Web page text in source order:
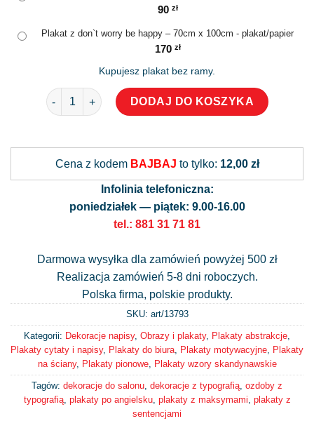
90 zł
Plakat z don`t worry be happy – 70cm x 100cm - plakat/papier
170 zł
Kupujesz plakat bez ramy.
ilość Plakat z don`t worry be happy
DODAJ DO KOSZYKA
Cena z kodem BAJBAJ to tylko: 12,00 zł
Infolinia telefoniczna:
poniedziałek — piątek: 9.00-16.00
tel.: 881 31 71 81
Darmowa wysyłka dla zamówień powyżej 500 zł
Realizacja zamówień 5-8 dni roboczych.
Polska firma, polskie produkty.
SKU: art/13793
Kategorii: Dekoracje napisy, Obrazy i plakaty, Plakaty abstrakcje
Plakaty cytaty i napisy, Plakaty do biura Plakaty motywacyjne
Plakaty
na ściany, Plakaty pionowe, Plakaty wzory skandynawskie
Tagów: dekoracje do salonu dekoracje z typografią ozdoby z
typografią, plakaty po angielsku, plakaty z maksymami plakaty z
sentencjami